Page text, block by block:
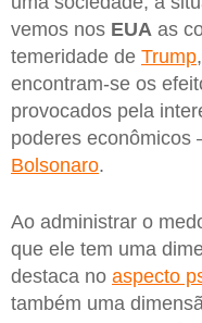
vemos nos EUA as
temeridade de Trump
encontram-se os
provocados pela
poderes econômicos
Bolsonaro.
Ao administrar o
que ele tem uma
destaca no aspecto
também uma